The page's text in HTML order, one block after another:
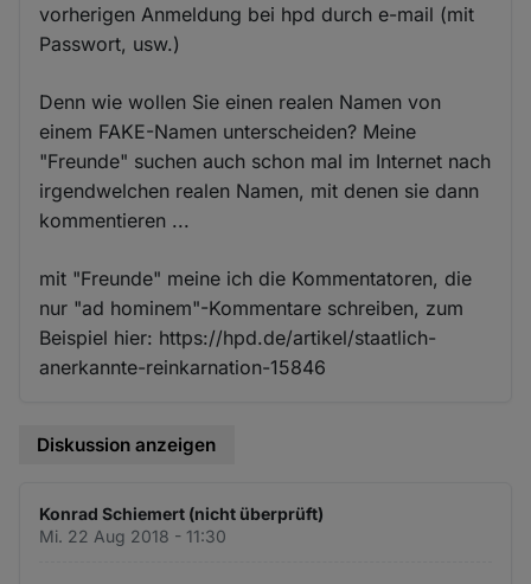
vorherigen Anmeldung bei hpd durch e-mail (mit
Passwort, usw.)
Denn wie wollen Sie einen realen Namen von
einem FAKE-Namen unterscheiden? Meine
"Freunde" suchen auch schon mal im Internet nach
irgendwelchen realen Namen, mit denen sie dann
kommentieren ...
mit "Freunde" meine ich die Kommentatoren, die
nur "ad hominem"-Kommentare schreiben, zum
Beispiel hier: https://hpd.de/artikel/staatlich-
anerkannte-reinkarnation-15846
Diskussion anzeigen
Konrad Schiemert (nicht überprüft)
Mi. 22 Aug 2018 - 11:30